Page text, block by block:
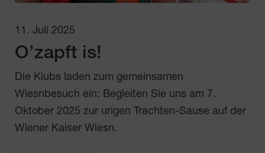
11. Juli 2025
O’zapft is!
Die Klubs laden zum gemeinsamen
Wiesnbesuch ein: Begleiten Sie uns am 7.
Oktober 2025 zur urigen Trachten-Sause auf der
Wiener Kaiser Wiesn.